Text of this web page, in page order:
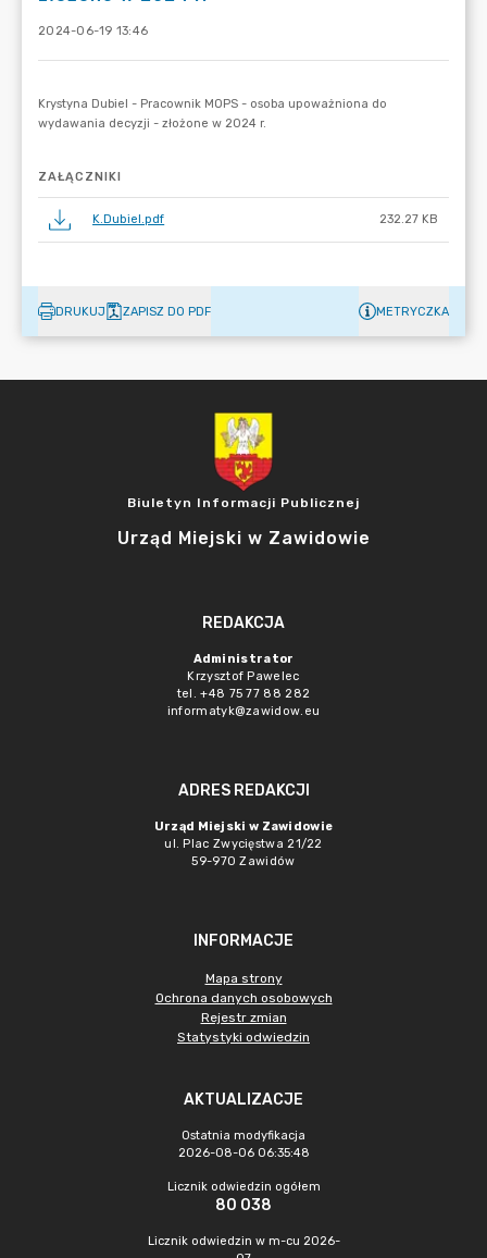
2024-06-19 13:46
ZAŁĄCZNIKI
K.Dubiel.pdf 232.27 KB
DRUKUJ ZAPISZ DO PDF METRYCZKA
Biuletyn Informacji Publicznej
Urząd Miejski w Zawidowie
REDAKCJA
Administrator
Krzysztof Pawelec
tel. +48 75 77 88 282
informatyk@zawidow.eu
ADRES REDAKCJI
Urząd Miejski w Zawidowie
ul. Plac Zwycięstwa 21/22
59-970 Zawidów
INFORMACJE
Mapa strony
Ochrona danych osobowych
Rejestr zmian
Statystyki odwiedzin
AKTUALIZACJE
Ostatnia modyfikacja
2026-08-06 06:35:48
Licznik odwiedzin ogółem
80 038
Licznik odwiedzin w m-cu 2026-